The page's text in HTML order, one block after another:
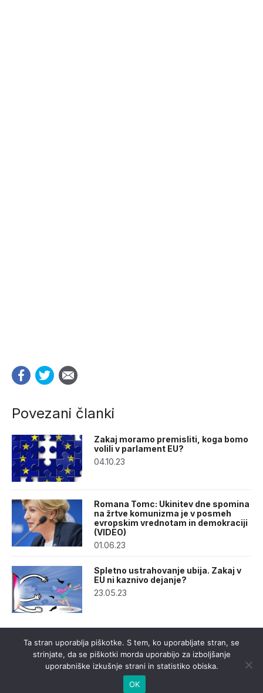
Povezani članki
Zakaj moramo premisliti, koga bomo
volili v parlament EU?
04.10.23
Romana Tomc: Ukinitev dne spomina
na žrtve komunizma je v posmeh
evropskim vrednotam in demokraciji
(VIDEO)
01.06.23
Spletno ustrahovanje ubija. Zakaj v
EU ni kaznivo dejanje?
23.05.23
Ta stran uporablja piškotke. S tem, ko uporabljate stran, se
strinjate, da se piškotki morda uporabijo za izboljšanje
uporabniške izkušnje strani in statistiko obiska.
OK